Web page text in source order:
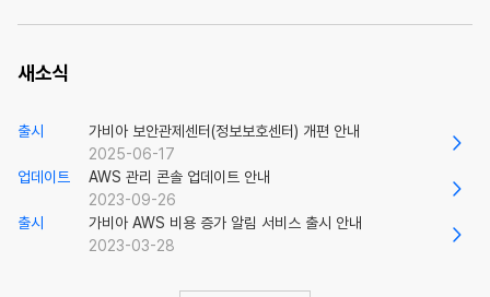
새소식
출시
가비아 보안관제센터(정보보호센터) 개편 안내
2025-06-17
업데이트
AWS 관리 콘솔 업데이트 안내
2023-09-26
출시
가비아 AWS 비용 증가 알림 서비스 출시 안내
2023-03-28